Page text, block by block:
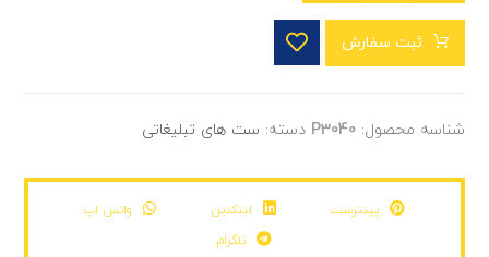
ثبت سفارش
شناسه محصول:P3040 دسته: ست های تبلیغاتی
پینترست لینکدین
واتس اپ
تلگرام